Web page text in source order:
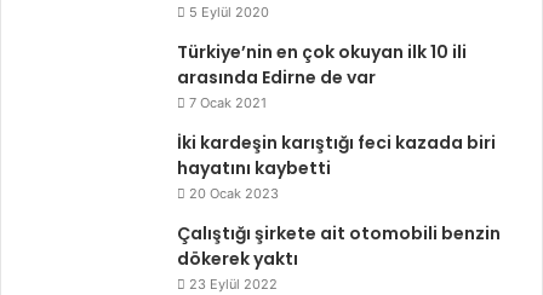
5 Eylül 2020
Türkiye’nin en çok okuyan ilk 10 ili
arasında Edirne de var
7 Ocak 2021
İki kardeşin karıştığı feci kazada biri
hayatını kaybetti
20 Ocak 2023
Çalıştığı şirkete ait otomobili benzin
dökerek yaktı
23 Eylül 2022